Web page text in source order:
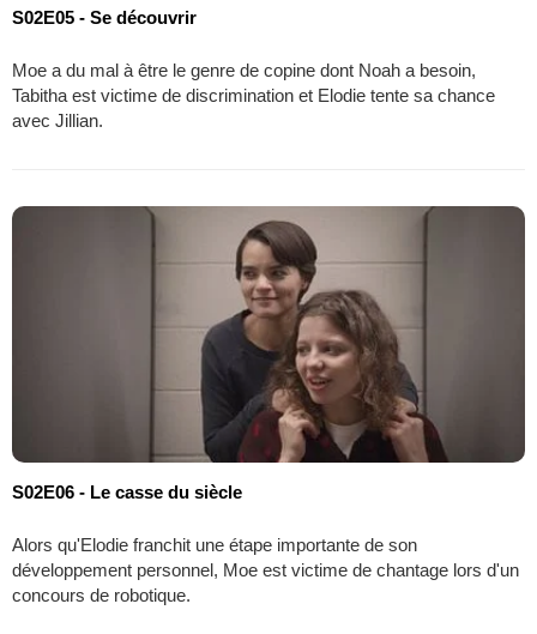
S02E05 - Se découvrir
Moe a du mal à être le genre de copine dont Noah a besoin,
Tabitha est victime de discrimination et Elodie tente sa chance
avec Jillian.
S02E06 - Le casse du siècle
Alors qu'Elodie franchit une étape importante de son
développement personnel, Moe est victime de chantage lors d'un
concours de robotique.